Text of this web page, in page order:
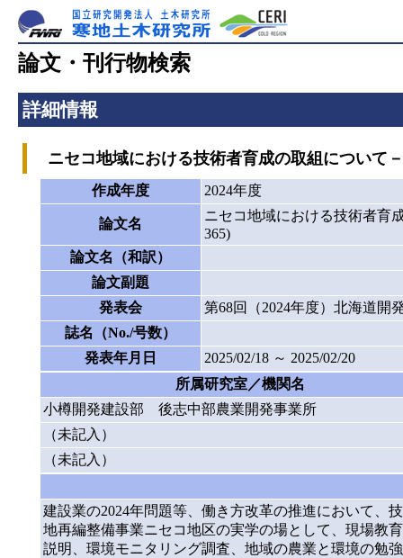
論文・刊行物検索
詳細情報
ニセコ地域における技術者育成の取組について
作成年度 2024年度
論文名
ニセコ地域における技術者育
365)
論文名（和訳）
論文副題
発表会
第68回（2024年度）北海道開
誌名（No./号数）
発表年月日
2025/02/18 ～ 2025/02/20
所属研究室／機関名
小樽開発建設部 後志中部農業開発事業所
（未記入）
（未記入）
建設業の2024年問題等、働き方改革の推進において、
地再編整備事業ニセコ地区の実学の場として、現場教
説明、環境モニタリング調査、地域の農業と環境の勉